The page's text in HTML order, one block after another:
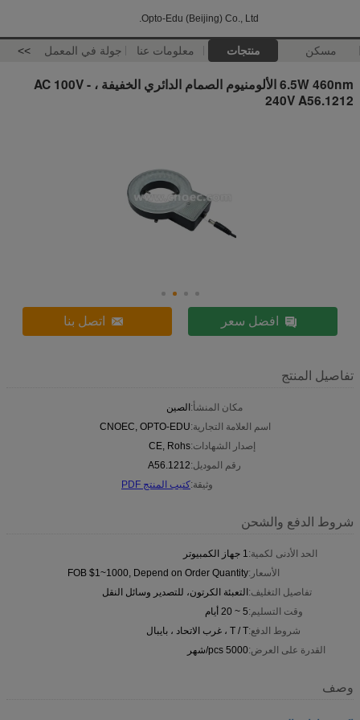
Opto-Edu (Beijing) Co., Ltd.
مسكن منتجات معلومات عنا جولة في المعمل >>
6.5W 460nm الألومنيوم الصمام الدائري الخفيفة ، AC 100V -
240V A56.1212
افضل سعر اتصل بنا
تفاصيل المنتج
مكان المنشأ:الصين
اسم العلامة التجارية:CNOEC, OPTO-EDU
إصدار الشهادات:CE, Rohs
رقم الموديل:A56.1212
وثيقة:كتيب المنتج PDF
شروط الدفع والشحن
الحد الأدنى لكمية:1 جهاز الكمبيوتر
الأسعار:FOB $1~1000, Depend on Order Quantity
تفاصيل التغليف:التعبئة الكرتون، للتصدير وسائل النقل
وقت التسليم:5 ~ 20 أيام
شروط الدفع:T / T ، غرب الاتحاد ، بايبال
القدرة على العرض:5000 pcs/شهر
وصف